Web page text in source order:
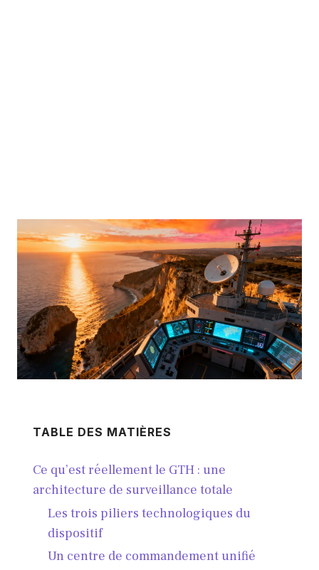
TABLE DES MATIÈRES
Ce qu’est réellement le GTH : une
architecture de surveillance totale
Les trois piliers technologiques du
dispositif
Un centre de commandement unifié